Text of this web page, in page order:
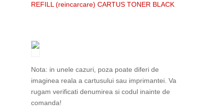
REFILL (reincarcare) CARTUS TONER BLACK
Nota: in unele cazuri, poza poate diferi de
imaginea reala a cartusului sau imprimantei. Va
rugam verificati denumirea si codul inainte de
comanda!